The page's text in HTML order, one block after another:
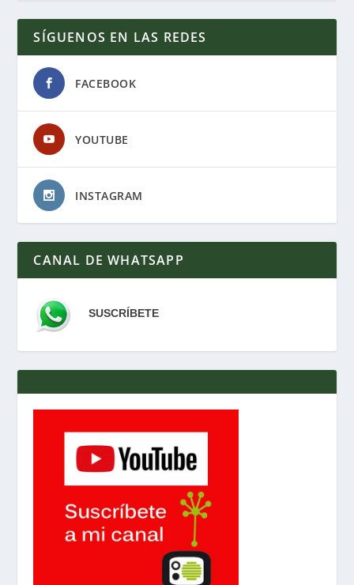
SÍGUENOS EN LAS REDES
FACEBOOK
YOUTUBE
INSTAGRAM
CANAL DE WHATSAPP
SUSCRÍBETE